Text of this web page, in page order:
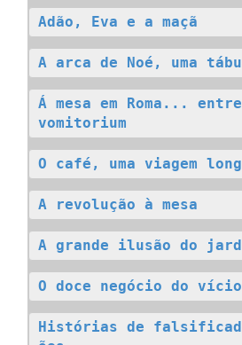
Adão, Eva e a maçã
A arca de Noé, uma
Á mesa em Roma...
vomitorium
O café, uma viagem
A revolução à mesa
A grande ilusão do
O doce negócio do vício
Histórias de